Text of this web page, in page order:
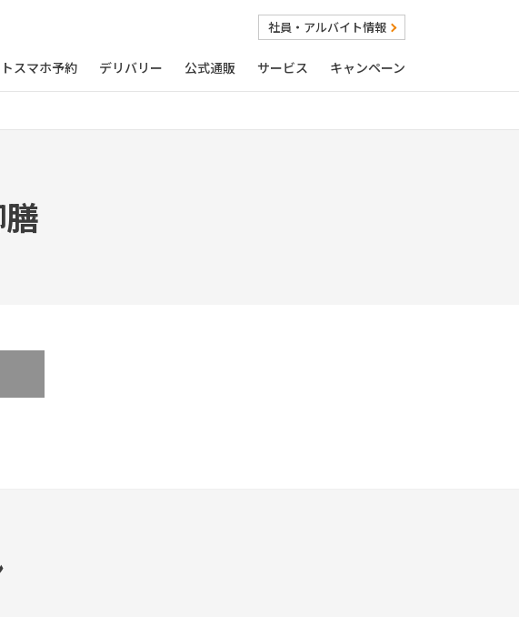
社員・アルバイト情報
スマホ予約 デリバリー 公式通販 サービス キャンペーン